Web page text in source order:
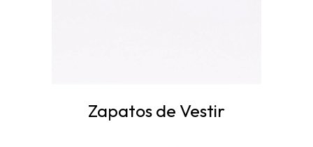
Zapatos de Vestir